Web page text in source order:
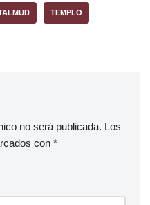
TEMPLO
no será publicada. Los
con *